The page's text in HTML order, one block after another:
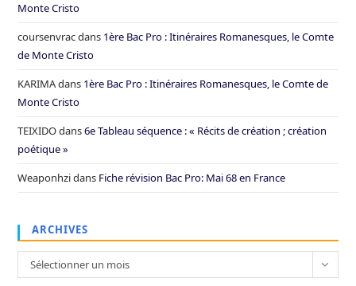
Monte Cristo
coursenvracdans 1ère Bac Pro : Itinéraires Romanesques, le Comte
de Monte Cristo
KARIMAdans 1ère Bac Pro : Itinéraires Romanesques, le Comte de
Monte Cristo
TEIXIDOdans6e Tableau séquence : « Récits de création ; création
poétique »
Weaponhzidans Fiche révision Bac Pro: Mai 68 en France
ARCHIVES
Archives
Sélectionner un mois